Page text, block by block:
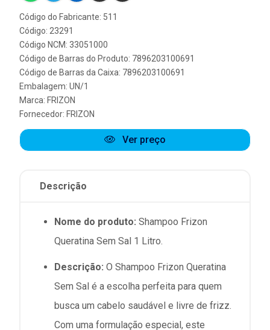
Código do Fabricante: 511
Código: 23291
Código NCM: 33051000
Código de Barras do Produto: 7896203100691
Código de Barras da Caixa: 7896203100691
Embalagem: UN/1
Marca: FRIZON
Fornecedor: FRIZON
Ver preço
Descrição
Nome do produto: Shampoo Frizon
Queratina Sem Sal 1 Litro.
Descrição: O Shampoo Frizon Queratina
Sem Sal é a escolha perfeita para quem
busca um cabelo saudável e livre de frizz.
Com uma formulação especial, este